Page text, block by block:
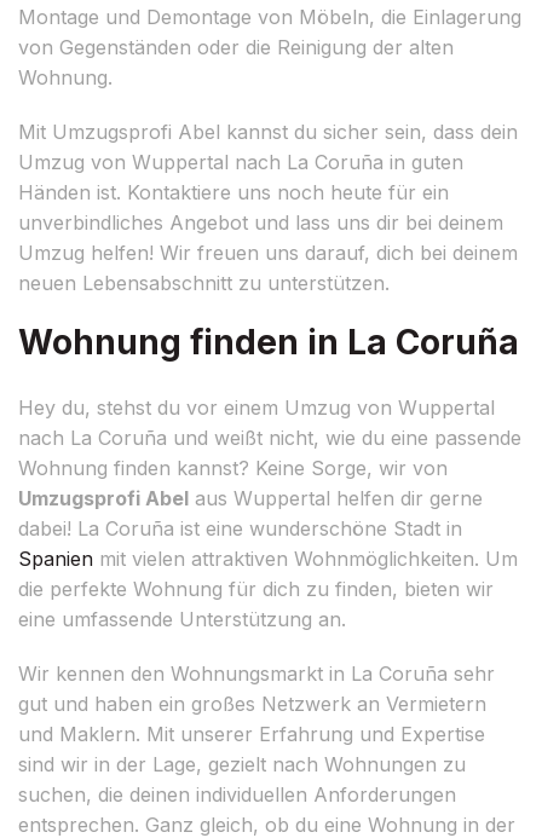
Montage und Demontage von Möbeln, die Einlagerung
von Gegenständen oder die Reinigung der alten
Wohnung.
Mit Umzugsprofi Abel kannst du sicher sein, dass dein
Umzug von Wuppertal nach La Coruña in guten
Händen ist. Kontaktiere uns noch heute für ein
unverbindliches Angebot und lass uns dir bei deinem
Umzug helfen! Wir freuen uns darauf, dich bei deinem
neuen Lebensabschnitt zu unterstützen.
Wohnung finden in La Coruña
Hey du, stehst du vor einem Umzug von Wuppertal
nach La Coruña und weißt nicht, wie du eine passende
Wohnung finden kannst? Keine Sorge, wir von
Umzugsprofi Abel aus Wuppertal helfen dir gerne
dabei! La Coruña ist eine wunderschöne Stadt in
Spanien mit vielen attraktiven Wohnmöglichkeiten. Um
die perfekte Wohnung für dich zu finden, bieten wir
eine umfassende Unterstützung an.
Wir kennen den Wohnungsmarkt in La Coruña sehr
gut und haben ein großes Netzwerk an Vermietern
und Maklern. Mit unserer Erfahrung und Expertise
sind wir in der Lage, gezielt nach Wohnungen zu
suchen, die deinen individuellen Anforderungen
entsprechen. Ganz gleich, ob du eine Wohnung in der